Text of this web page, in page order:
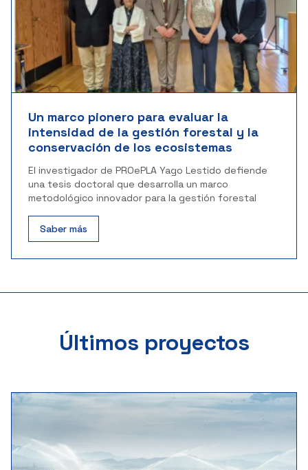
Un marco pionero para evaluar la
intensidad de la gestión forestal y la
conservación de los ecosistemas
El investigador de PROePLA Yago Lestido defiende
una tesis doctoral que desarrolla un marco
metodológico innovador para la gestión forestal
Saber más
Últimos proyectos